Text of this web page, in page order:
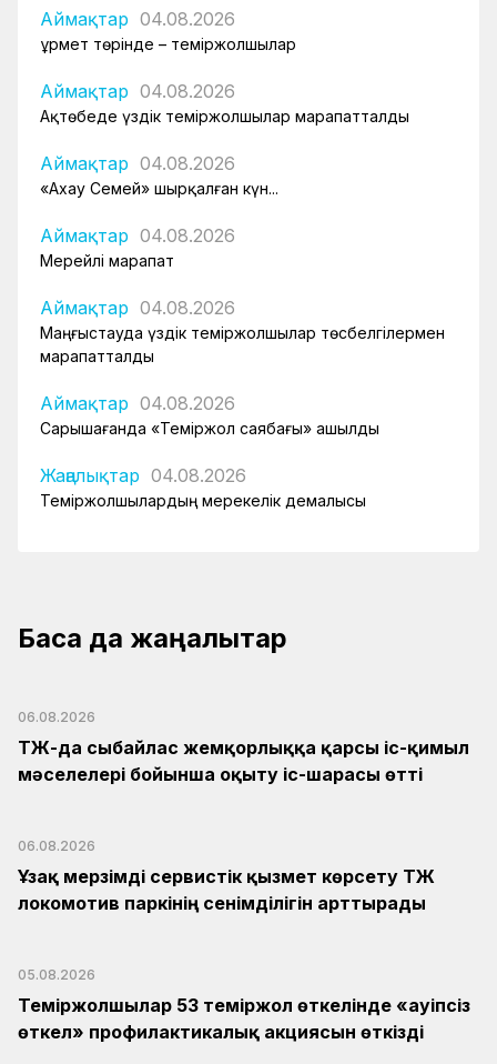
Аймақтар 04.08.2026
Құрмет төрінде – теміржолшылар
Аймақтар 04.08.2026
Ақтөбеде үздік теміржолшылар марапатталды
Аймақтар 04.08.2026
«Ахау Семей» шырқалған күн...
Аймақтар 04.08.2026
Мерейлі марапат
Аймақтар 04.08.2026
Маңғыстауда үздік теміржолшылар төсбелгілермен
марапатталды
Аймақтар 04.08.2026
Сарышағанда «Теміржол саябағы» ашылды
Жаңалықтар 04.08.2026
Теміржолшылардың мерекелік демалысы
Басқа да жаңалықтар
06.08.2026
ҚТЖ-да сыбайлас жемқорлыққа қарсы іс-қимыл
мәселелері бойынша оқыту іс-шарасы өтті
06.08.2026
Ұзақ мерзімді сервистік қызмет көрсету ҚТЖ
локомотив паркінің сенімділігін арттырады
05.08.2026
Теміржолшылар 53 теміржол өткелінде «Қауіпсіз
өткел» профилактикалық акциясын өткізді